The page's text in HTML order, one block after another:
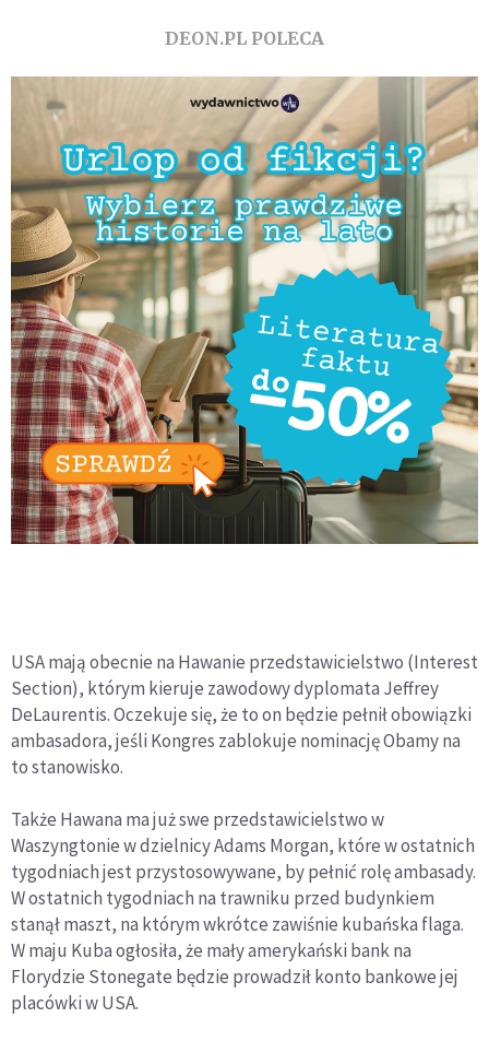
DEON.PL POLECA
USA mają obecnie na Hawanie przedstawicielstwo (Interest
Section), którym kieruje zawodowy dyplomata Jeffrey
DeLaurentis. Oczekuje się, że to on będzie pełnił obowiązki
ambasadora, jeśli Kongres zablokuje nominację Obamy na
to stanowisko.
Także Hawana ma już swe przedstawicielstwo w
Waszyngtonie w dzielnicy Adams Morgan, które w ostatnich
tygodniach jest przystosowywane, by pełnić rolę ambasady.
W ostatnich tygodniach na trawniku przed budynkiem
stanął maszt, na którym wkrótce zawiśnie kubańska flaga.
W maju Kuba ogłosiła, że mały amerykański bank na
Florydzie Stonegate będzie prowadził konto bankowe jej
placówki w USA.